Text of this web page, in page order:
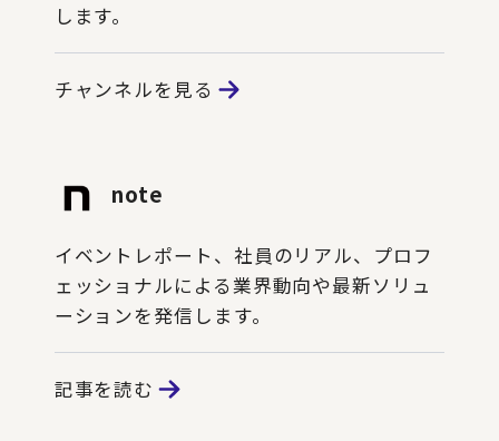
します。
チャンネルを見る
note
イベントレポート、社員のリアル、プロフ
ェッショナルによる業界動向や最新ソリュ
ーションを発信します。
記事を読む